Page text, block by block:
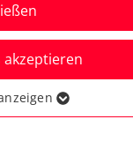
akzeptieren
Funktionen der
dass die